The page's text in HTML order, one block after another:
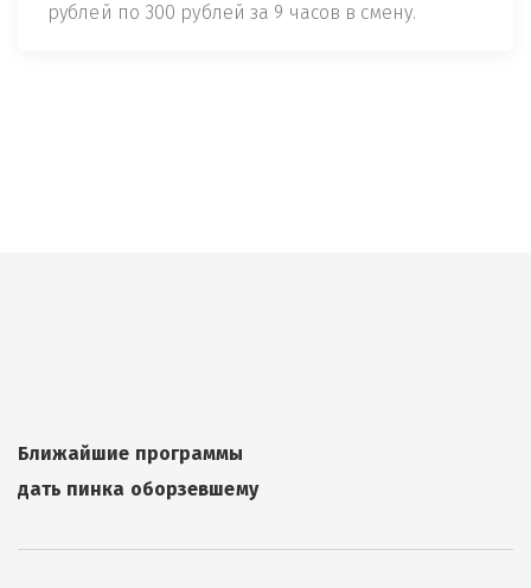
рублей по 300 рублей за 9 часов в смену.
Ближайшие программы
дать пинка оборзевшему